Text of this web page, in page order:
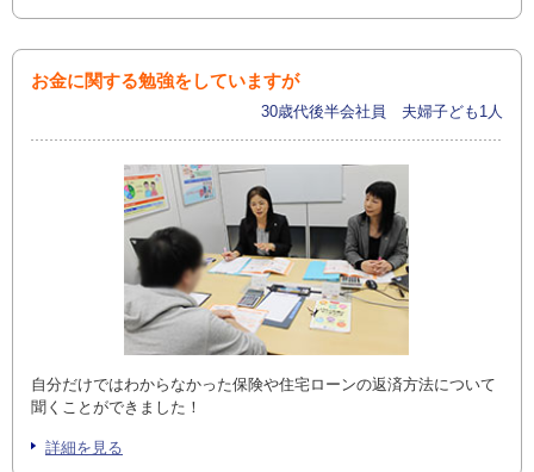
お金に関する勉強をしていますが
30歳代後半会社員 夫婦子ども1人
自分だけではわからなかった保険や住宅ローンの返済方法について
聞くことができました！
詳細を見る